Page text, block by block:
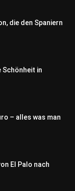
die den Spaniern
in
– alles was man
El Palo nach